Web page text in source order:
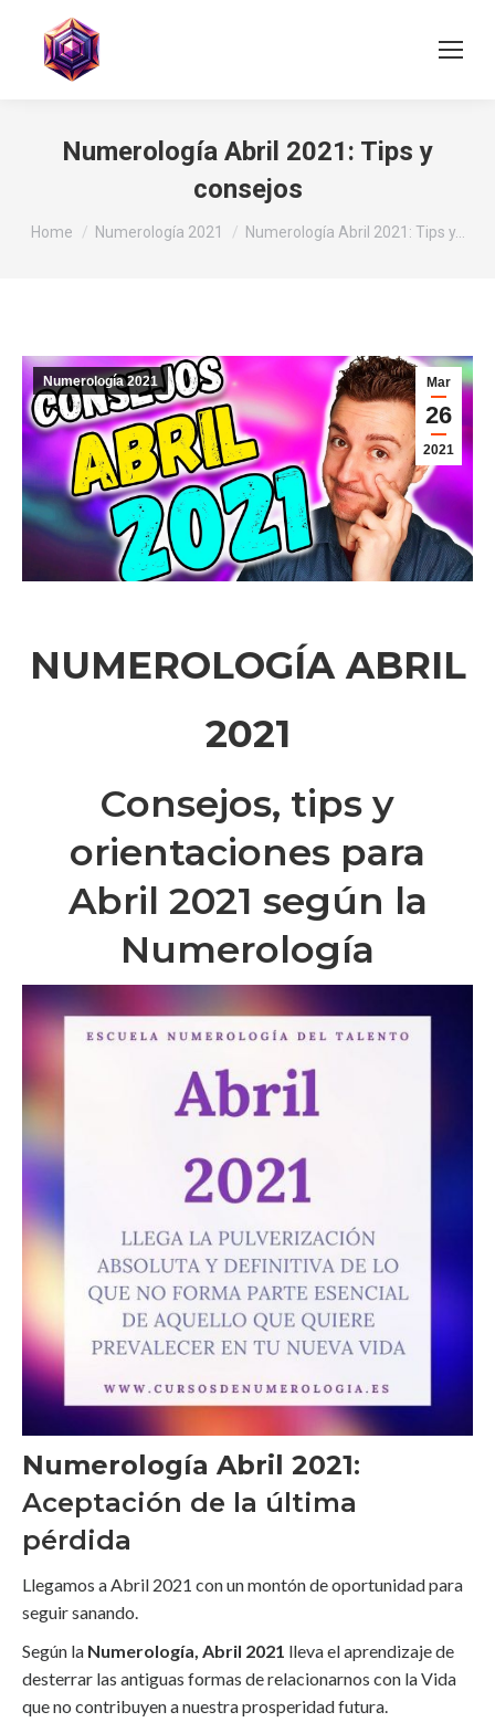
Numerología Abril 2021: Tips y
consejos
You are here:
Home Numerología 2021 Numerología Abril 2021: Tips y…
Mar
26
2021
Numerología 2021
NUMEROLOGÍA ABRIL
2021
Consejos, tips y
orientaciones para
Abril 2021 según la
Numerología
Numerología Abril 2021:
Aceptación de la última
pérdida
Llegamos a Abril 2021 con un montón de oportunidad para
seguir sanando.
Según la Numerología, Abril 2021 lleva el aprendizaje de
desterrar las antiguas formas de relacionarnos con la Vida
que no contribuyen a nuestra prosperidad futura.